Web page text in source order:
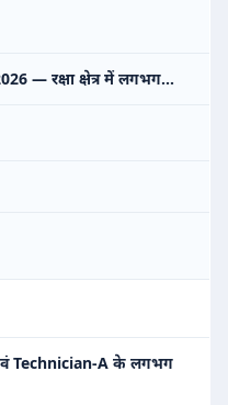
— रक्षा क्षेत्र में लगभग…
एवं Technician-A के लगभग